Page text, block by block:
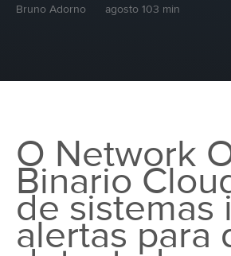
Bruno Adorno agosto 103 min
O Network
Binario
de
alertas para